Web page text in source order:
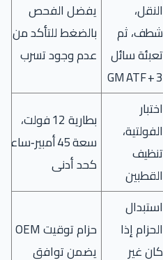
النقل،
شطف، ثم
تعبئة سائل
GM ATF + 3
يفضل الفحص
بالضغط للتأكد من
عدم وجود تسرب
اختبار
الفولتية،
تنظيف
القطبين
بطارية 12 فولت،
سعة 45 أمبير‑ساعة
كحد أدنى
استبدال
الحزام إذا
كان غير
حزام توقيت OEM
يضمن توافق